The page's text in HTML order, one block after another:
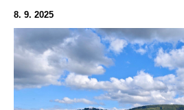
8. 9. 2025